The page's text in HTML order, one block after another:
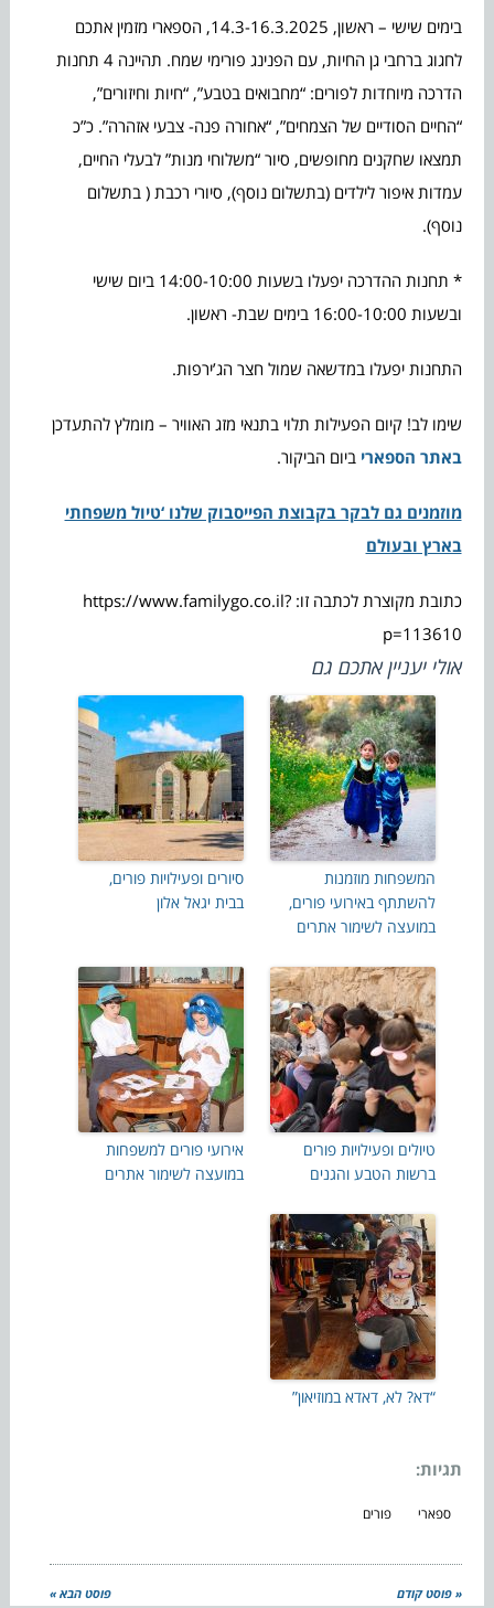
בימים שישי – ראשון, 14.3-16.3.2025, הספארי מזמין אתכם
לחגוג ברחבי גן החיות, עם הפנינג פורימי שמח. תהיינה 4 תחנות
הדרכה מיוחדות לפורים: “מחבואים בטבע”, “חיות וחיזורים”,
“החיים הסודיים של הצמחים”, “אחורה פנה- צבעי אזהרה”. כ”כ
תמצאו שחקנים מחופשים, סיור “משלוחי מנות” לבעלי החיים,
עמדות איפור לילדים (בתשלום נוסף), סיורי רכבת ( בתשלום
נוסף).
* תחנות ההדרכה יפעלו בשעות 14:00-10:00 ביום שישי
ובשעות 16:00-10:00 בימים שבת- ראשון.
התחנות יפעלו במדשאה שמול חצר הג’ירפות.
שימו לב! קיום הפעילות תלוי בתנאי מזג האוויר – מומלץ להתעדכן
באתר הספארי ביום הביקור.
מוזמנים גם לבקר בקבוצת הפייסבוק שלנו ‘טיול משפחתי
בארץ ובעולם
כתובת מקוצרת לכתבה זו: https://www.familygo.co.il?
p=113610
אולי יעניין אתכם גם
המשפחות מוזמנות
להשתתף באירועי פורים,
במועצה לשימור אתרים
סיורים ופעילויות פורים,
בבית יגאל אלון
טיולים ופעילויות פורים
ברשות הטבע והגנים
אירועי פורים למשפחות
במועצה לשימור אתרים
“דא? לא, דאדא במוזיאון”
תגיות:
ספארי פורים
« פוסט קודם פוסט הבא »